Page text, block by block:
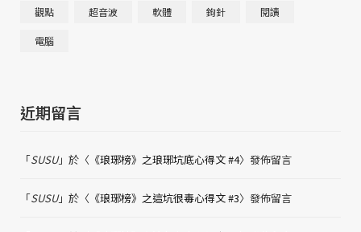
觀點 超音波 軟體 鉤針 閱讀
電腦
近期留言
「SUSU」於〈 《琅琊榜》之琅琊坑底心得文 #4〉發佈留言
「SUSU」於〈 《琅琊榜》之這坑很毒心得文 #3〉發佈留言